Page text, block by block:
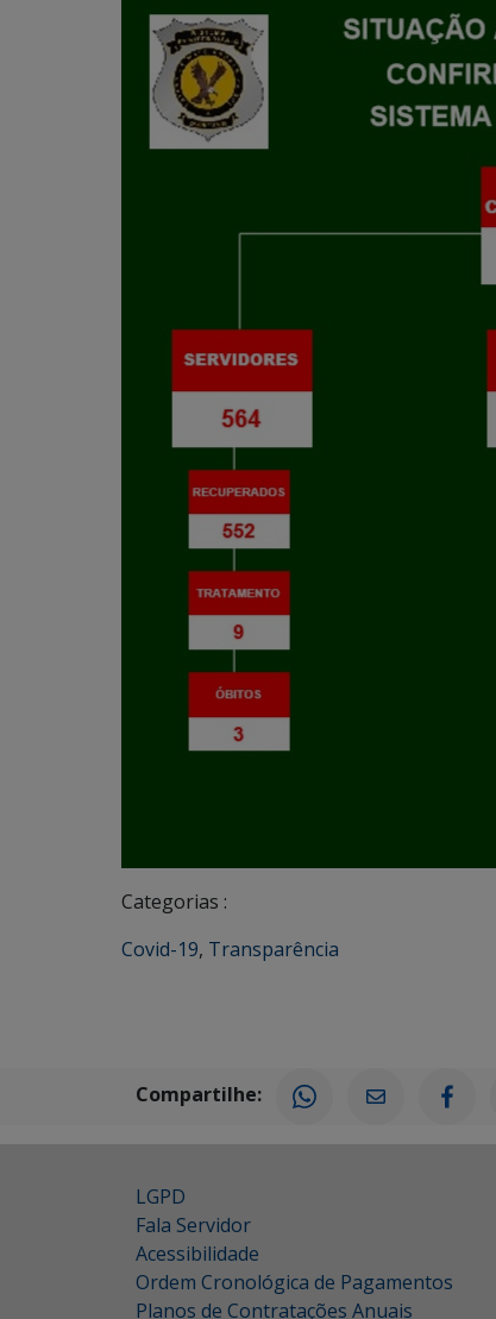
Categorias :
Covid-19, Transparência
Compartilhe:
LGPD
Fala Servidor
Acessibilidade
Ordem Cronológica de Pagamentos
Planos de Contratações Anuais